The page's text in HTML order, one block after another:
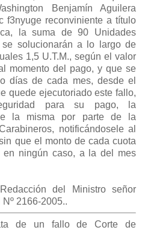
Benjamín Aguilera
f3nyuge reconviniente a título
la suma de 90 Unidades
se solucionarán a lo largo de
1,5 U.T.M., según el valor
momento del pago, y que se
días de cada mes, desde el
quede ejecutoriado este fallo,
para su pago, la
la misma por parte de la
notificándosele al
que el monto de cada cuota
en ningún caso, a la del mes
del Ministro señor
2166-2005..
de un fallo de Corte de